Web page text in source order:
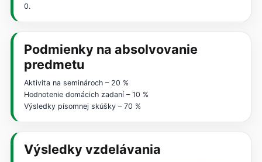
0.
Podmienky na absolvovanie
predmetu
Aktivita na seminároch – 20 %
Hodnotenie domácich zadaní – 10 %
Výsledky písomnej skúšky – 70 %
Výsledky vzdelávania